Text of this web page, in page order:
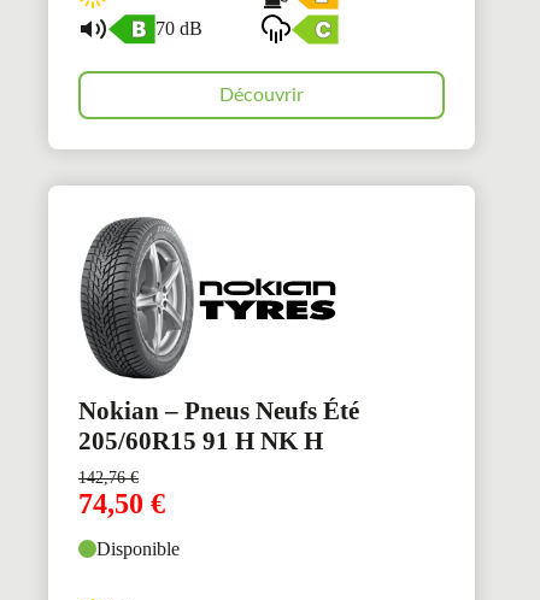
70 dB
Découvrir
Nokian – Pneus Neufs Été
205/60R15 91 H NK H
142,76€
74,50 €
Disponible